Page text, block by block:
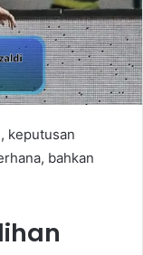
keputusan
bahkan